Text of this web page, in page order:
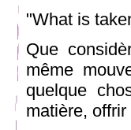
"What is
Que
même
quelque
matière,